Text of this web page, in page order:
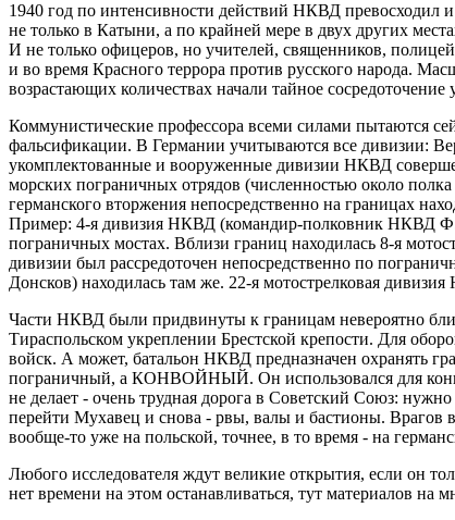
1940 год по интенсивности действий НКВД превосходил
не только в Катыни, а по крайней мере в двух других
И не только офицеров, но учителей, священников,
и во время Красного террора против русского народа.
возрастающих количествах начали тайное сосредоточение
Коммунистические профессора всеми силами пытаются
фальсификации. В Германии учитываются все дивизии:
укомплектованные и вооруженные дивизии НКВД
морских пограничных отрядов (численностью около
германского вторжения непосредственно на границах
Пример: 4-я дивизия НКВД (командир-полковник НКВД Ф.
пограничных мостах. Вблизи границ находилась 8-я
дивизии был рассредоточен непосредственно по
Донсков) находилась там же. 22-я мотострелковая
Части НКВД были придвинуты к границам невероятно
Тираспольском укреплении Брестской крепости. Для
войск. А может, батальон НКВД предназначен охранять
пограничный, а КОНВОЙНЫЙ. Он использовался для
не делает - очень трудная дорога в Советский Союз:
перейти Мухавец и снова - рвы, валы и бастионы. Врагов
вообще-то уже на польской, точнее, в то время - на
Любого исследователя ждут великие открытия, если он
нет времени на этом останавливаться, тут материалов